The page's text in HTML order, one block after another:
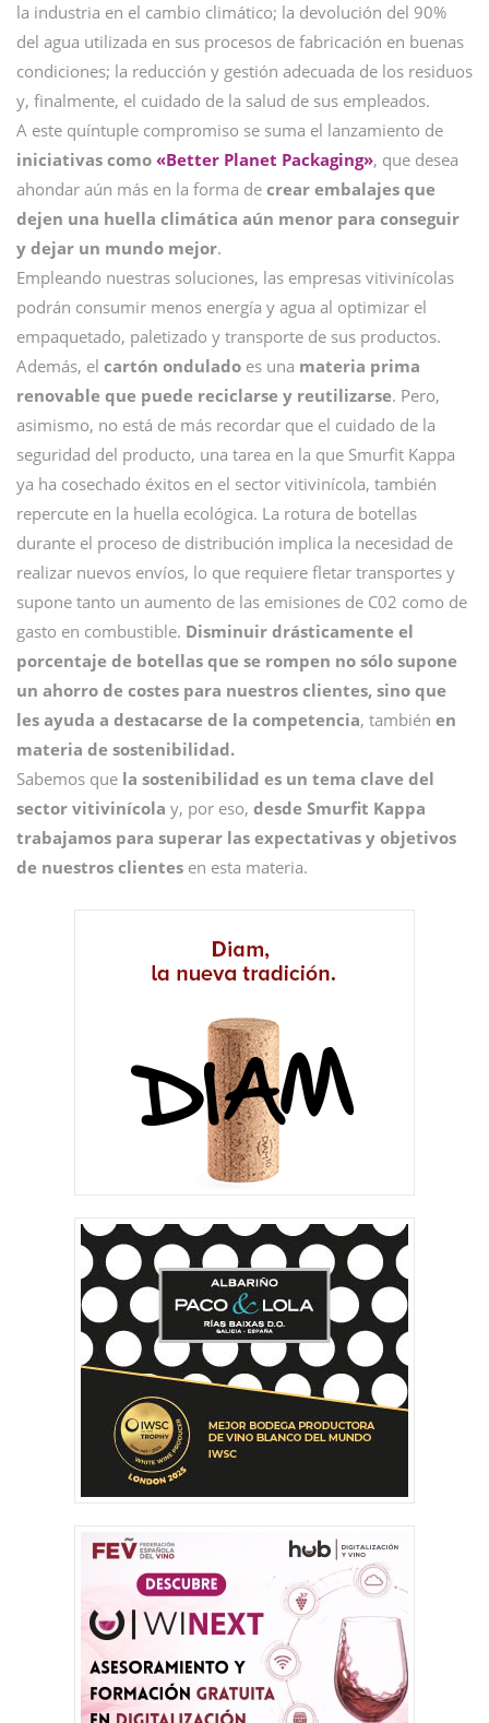
la industria en el cambio climático; la devolución del 90%
del agua utilizada en sus procesos de fabricación en buenas
condiciones; la reducción y gestión adecuada de los residuos
y, finalmente, el cuidado de la salud de sus empleados.
A este quíntuple compromiso se suma el lanzamiento de
iniciativas como «Better Planet Packaging», que desea
ahondar aún más en la forma de crear embalajes que
dejen una huella climática aún menor para conseguir
y dejar un mundo mejor.
Empleando nuestras soluciones, las empresas vitivinícolas
podrán consumir menos energía y agua al optimizar el
empaquetado, paletizado y transporte de sus productos.
Además, el cartón ondulado es una materia prima
renovable que puede reciclarse y reutilizarse. Pero,
asimismo, no está de más recordar que el cuidado de la
seguridad del producto, una tarea en la que Smurfit Kappa
ya ha cosechado éxitos en el sector vitivinícola, también
repercute en la huella ecológica. La rotura de botellas
durante el proceso de distribución implica la necesidad de
realizar nuevos envíos, lo que requiere fletar transportes y
supone tanto un aumento de las emisiones de C02 como de
gasto en combustible. Disminuir drásticamente el
porcentaje de botellas que se rompen no sólo supone
un ahorro de costes para nuestros clientes, sino que
les ayuda a destacarse de la competencia, también en
materia de sostenibilidad.
Sabemos que la sostenibilidad es un tema clave del
sector vitivinícola y, por eso, desde Smurfit Kappa
trabajamos para superar las expectativas y objetivos
de nuestros clientes en esta materia.